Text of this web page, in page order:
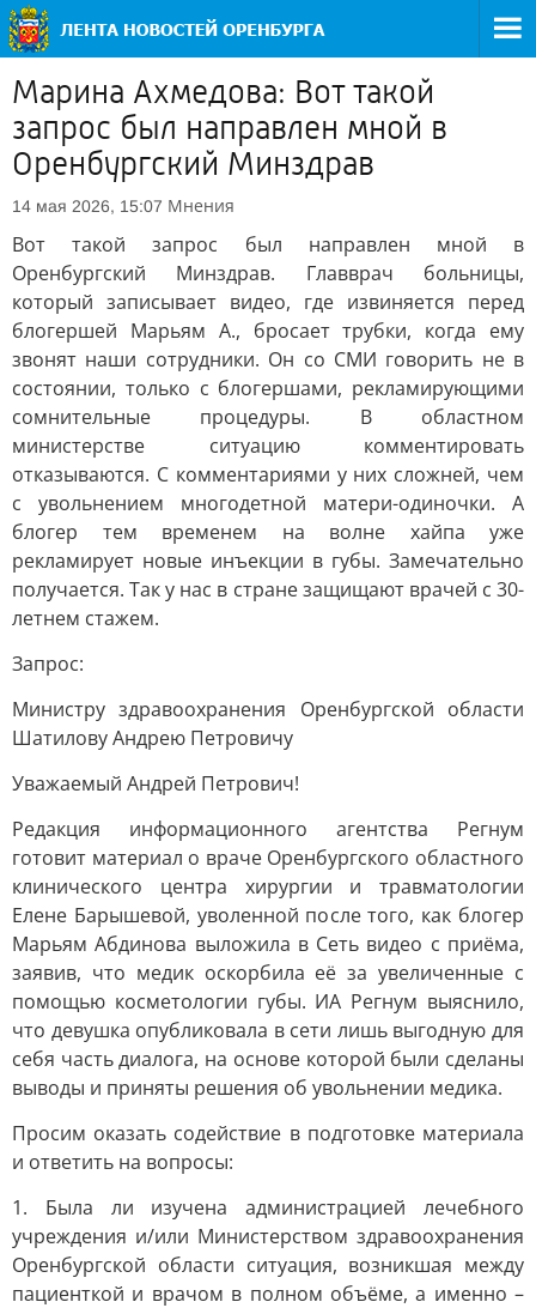
Марина Ахмедова: Вот такой
запрос был направлен мной в
Оренбургский Минздрав
14 мая 2026, 15:07 Мнения
Вот такой запрос был направлен мной в
Оренбургский Минздрав. Главврач больницы,
который записывает видео, где извиняется перед
блогершей Марьям А., бросает трубки, когда ему
звонят наши сотрудники. Он со СМИ говорить не в
состоянии, только с блогершами, рекламирующими
сомнительные процедуры. В областном
министерстве ситуацию комментировать
отказываются. С комментариями у них сложней, чем
с увольнением многодетной матери-одиночки. А
блогер тем временем на волне хайпа уже
рекламирует новые инъекции в губы. Замечательно
получается. Так у нас в стране защищают врачей с 30-
летнем стажем.
Запрос:
Министру здравоохранения Оренбургской области
Шатилову Андрею Петровичу
Уважаемый Андрей Петрович!
Редакция информационного агентства Регнум
готовит материал о враче Оренбургского областного
клинического центра хирургии и травматологии
Елене Барышевой, уволенной после того, как блогер
Марьям Абдинова выложила в Сеть видео с приёма,
заявив, что медик оскорбила её за увеличенные с
помощью косметологии губы. ИА Регнум выяснило,
что девушка опубликовала в сети лишь выгодную для
себя часть диалога, на основе которой были сделаны
выводы и приняты решения об увольнении медика.
Просим оказать содействие в подготовке материала
и ответить на вопросы:
1. Была ли изучена администрацией лечебного
учреждения и/или Министерством здравоохранения
Оренбургской области ситуация, возникшая между
пациенткой и врачом в полном объёме, а именно –